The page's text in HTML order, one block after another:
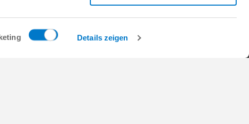
Details zeigen
la energía y el medio ambiente
Solicitud no solicitada
Preguntas frecuentes (FAQ)